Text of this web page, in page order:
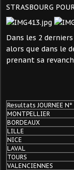
STRASBOURG
Dans les 2
alors que dans le
prenant sa
Resultats JOURNEE N°
MONTPELLIER
BORDEAUX
LILLE
NICE
LAVAL
TOURS
VALENCIENNES